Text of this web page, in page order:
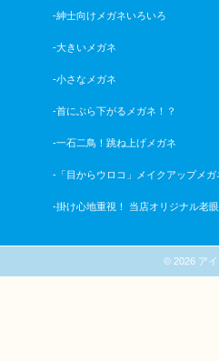
-紳士向けメガネいろいろ
-大きいメガネ
-小さなメガネ
-首にぶら下がるメガネ！？
-一石二鳥！跳ね上げメガネ
-「目からウロコ」メイクアップメガ
-掛け心地重視！ 当店オリジナル老
© 2026 ア